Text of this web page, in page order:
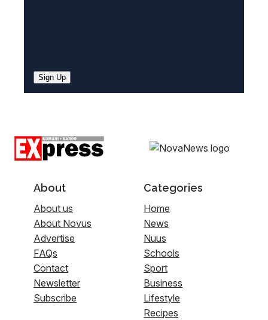
Sign Up
About
About us
About Novus
Advertise
FAQs
Contact
Newsletter
Subscribe
Categories
Home
News
Nuus
Schools
Sport
Business
Lifestyle
Recipes